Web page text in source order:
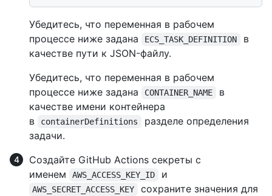
Убедитесь, что переменная в рабочем
процессе ниже задана
ECS_TASK_DEFINITION
в
качестве пути к JSON-файлу.
Убедитесь, что переменная в рабочем
процессе ниже задана
CONTAINER_NAME
в
качестве имени контейнера
в
containerDefinitions
разделе определения
задачи.
Создайте GitHub Actions секреты с
именем
AWS_ACCESS_KEY_ID и
AWS_SECRET_ACCESS_KEY
сохраните значения для